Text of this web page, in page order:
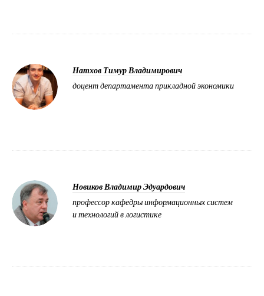
Натхов Тимур Владимирович
доцент департамента прикладной экономики
Новиков Владимир Эдуардович
профессор кафедры информационных систем
и технологий в логистике